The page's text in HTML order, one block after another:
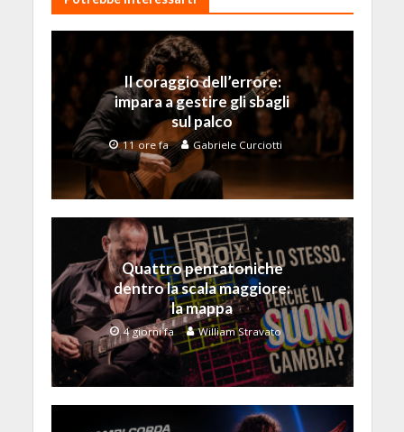
Il coraggio dell’errore:
impara a gestire gli sbagli
sul palco
11 ore fa Gabriele Curciotti
Quattro pentatoniche
dentro la scala maggiore:
la mappa
4 giorni fa William Stravato